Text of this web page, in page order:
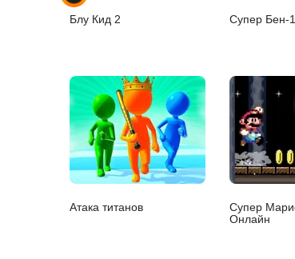
Блу Кид 2 Супер Бен-
Атака титанов
Супер
Онлайн